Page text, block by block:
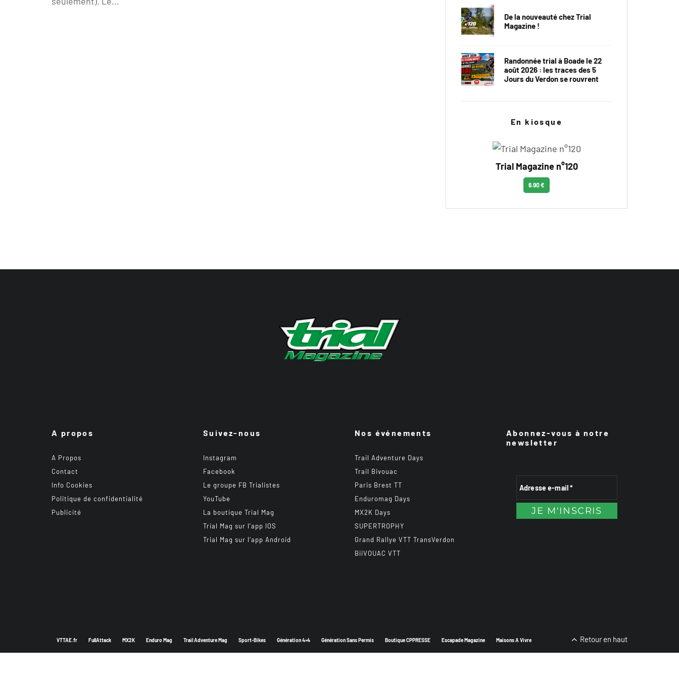
De la nouveauté chez Trial
Magazine !
Randonnée trial à Boade le 22
août 2026 : les traces des 5
Jours du Verdon se rouvrent
En kiosque
Trial Magazine n°120
6.90 €
A propos
A Propos
Contact
Info Cookies
Politique de confidentialité
Publicité
Suivez-nous
Instagram
Facebook
Le groupe FB Trialistes
YouTube
La boutique Trial Mag
Trial Mag sur l’app IOS
Trial Mag sur l’app Android
Nos événements
Trail Adventure Days
Trail Bivouac
Paris Brest TT
Enduromag Days
MX2K Days
SUPERTROPHY
Grand Rallye VTT TransVerdon
BiiVOUAC VTT
Abonnez-vous à notre
newsletter
VTTAE.fr FullAttack MX2K Enduro Mag Trail Adventure Mag Sport-Bikes Génération 4×4 Génération Sans Permis Boutique CPPRESSE Escapade Magazine Maisons A Vivre Retour en haut